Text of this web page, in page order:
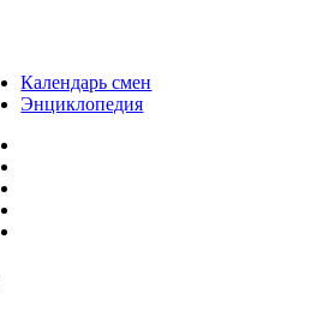
Календарь смен
Энциклопедия